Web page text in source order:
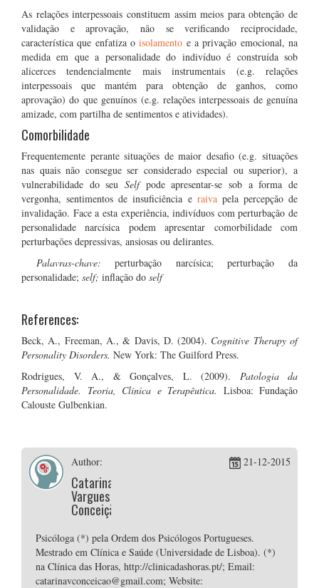
As relações interpessoais constituem assim meios para obtenção de
validação e aprovação, não se verificando reciprocidade,
característica que enfatiza oisolamento e a privação emocional, na
medida em que a personalidade do indivíduo é construída sob
alicerces tendencialmente mais instrumentais (e.g. relações
interpessoais que mantém para obtenção de ganhos, como
aprovação) do que genuínos (e.g. relações interpessoais de genuína
amizade, com partilha de sentimentos e atividades).
Comorbilidade
Frequentemente perante situações de maior desafio (e.g. situações
nas quais não consegue ser considerado especial ou superior), a
vulnerabilidade do seu Self pode apresentar-se sob a forma de
vergonha, sentimentos de insuficiência e raivapela percepção de
invalidação. Face a esta experiência, indivíduos com perturbação de
personalidade narcísica podem apresentar comorbilidade com
perturbações depressivas, ansiosas ou delirantes.
Palavras-chave:perturbação narcísica; perturbação da
personalidade; self; inflação do self
References:
Beck, A., Freeman, A., & Davis, D. (2004). Cognitive Therapy of
Personality Disorders. New York: The Guilford Press.
Rodrigues, V. A., & Gonçalves, L. (2009). Patologia da
Personalidade. Teoria, Clínica e Terapêutica. Lisboa: Fundação
Calouste Gulbenkian.
Author:
Catarina
Vargues
Conceição
21-12-2015
Psicóloga (*) pela Ordem dos Psicólogos Portugueses.
Mestrado em Clínica e Saúde (Universidade de Lisboa). (*)
na Clínica das Horas, http://clinicadashoras.pt/; Email:
catarinavconceicao@gmail.com; Website: